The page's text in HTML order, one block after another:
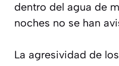
dentro del agua de
noches no se han
La agresividad de